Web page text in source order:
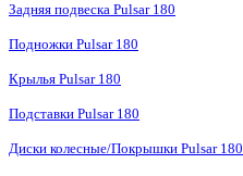
Задняя подвеска Pulsar 180
Подножки Pulsar 180
Крылья Pulsar 180
Подставки Pulsar 180
Диски колесные/Покрышки Pulsar 180